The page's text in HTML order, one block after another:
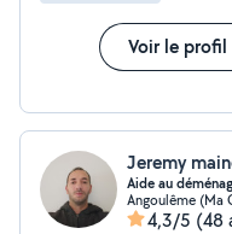
Voir le profil
Jeremy
Aide au
Angoulême (Ma
4,3/5 (48